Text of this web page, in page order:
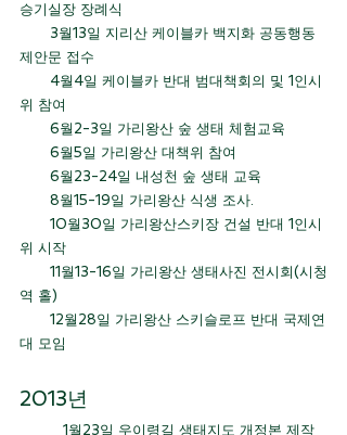
승기실장 장례식
3월13일 지리산 케이블카 백지화 공동행동
제안문 접수
4월4일 케이블카 반대 범대책회의 및 1인시
위 참여
6월2-3일 가리왕산 숲 생태 체험교육
6월5일 가리왕산 대책위 참여
6월23-24일 내성천 숲 생태 교육
8월15-19일 가리왕산 식생 조사.
10월30일 가리왕산스키장 건설 반대 1인시
위 시작
11월13-16일 가리왕산 생태사진 전시회(시청
역 홀)
12월28일 가리왕산 스키슬로프 반대 국제연
대 모임
2013년